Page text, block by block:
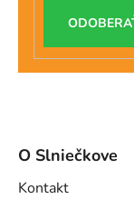
O Slniečkove
Kontakt